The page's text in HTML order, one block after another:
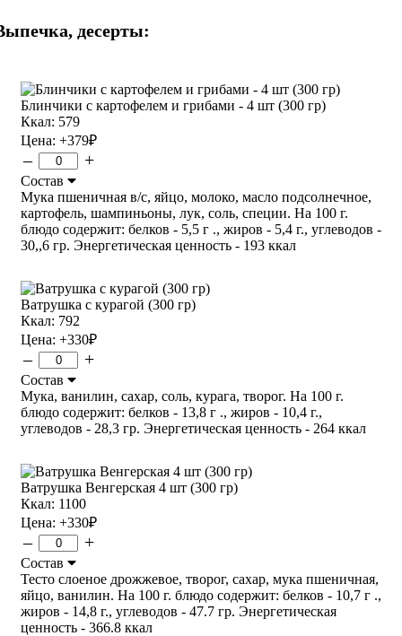
десерты:
Блинчики с картофелем и грибами - 4 шт (300 гр)
Ккал: 579
Цена: +379₽
– +
Состав
Мука пшеничная в/с, яйцо, молоко, масло подсолнечное,
картофель, шампиньоны, лук, соль, специи. На 100 г.
блюдо содержит: белков - 5,5 г ., жиров - 5,4 г., углеводов -
30,,6 гр. Энергетическая ценность - 193 ккал
Ватрушка с курагой (300 гр)
Ккал: 792
Цена: +330₽
– +
Состав
Мука, ванилин, сахар, соль, курага, творог. На 100 г.
блюдо содержит: белков - 13,8 г ., жиров - 10,4 г.,
углеводов - 28,3 гр. Энергетическая ценность - 264 ккал
Ватрушка Венгерская 4 шт (300 гр)
Ккал: 1100
Цена: +330₽
– +
Состав
Тесто слоеное дрожжевое, творог, сахар, мука пшеничная,
яйцо, ванилин. На 100 г. блюдо содержит: белков - 10,7 г .,
жиров - 14,8 г., углеводов - 47.7 гр. Энергетическая
ценность - 366.8 ккал